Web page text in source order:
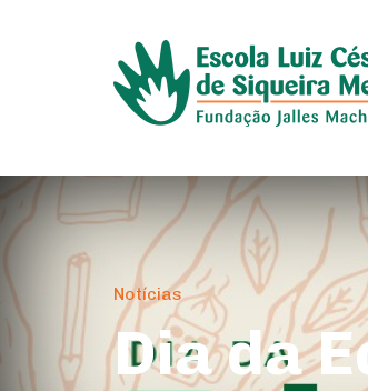
Notícias
Dia da